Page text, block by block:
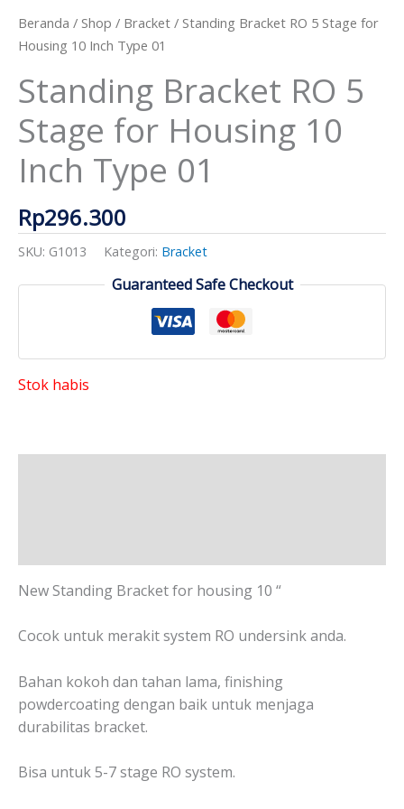
Beranda / Shop / Bracket / Standing Bracket RO 5 Stage for
Housing 10 Inch Type 01
Standing Bracket RO 5
Stage for Housing 10
Inch Type 01
Rp296.300
SKU: G1013 Kategori: Bracket
Guaranteed Safe Checkout
Stok habis
New Standing Bracket for housing 10 “
Cocok untuk merakit system RO undersink anda.
Bahan kokoh dan tahan lama, finishing
powdercoating dengan baik untuk menjaga
durabilitas bracket.
Bisa untuk 5-7 stage RO system.